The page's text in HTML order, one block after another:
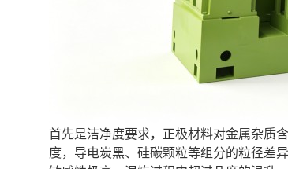
首先是洁净度要求，正极材料对金属杂质
度，导电炭黑、硅碳颗粒等组分的粒径差